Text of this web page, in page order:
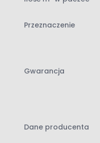
wygląd podłogi na co
Najważniejsze cechy
dekor: Dąb Atakama
klasa ścieralności: AC5
Przeznaczenie
Gwarancja
Dane producenta